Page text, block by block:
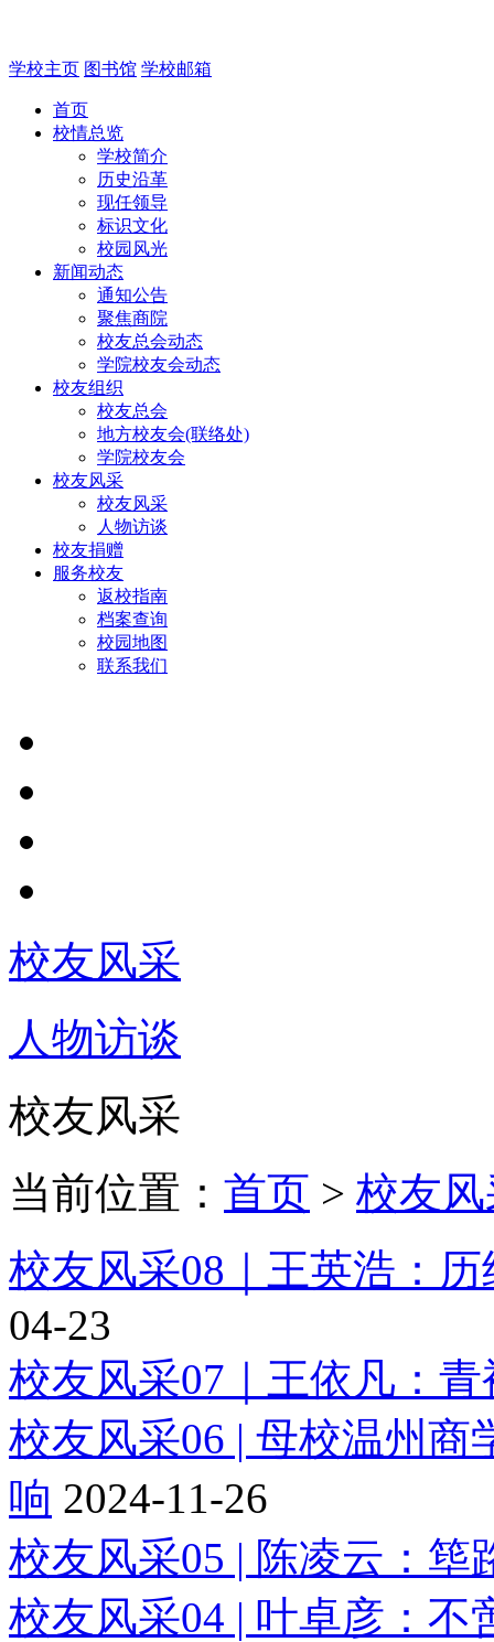
学校主页 图书馆 学校邮箱
首页
校情总览
学校简介
历史沿革
现任领导
标识文化
校园风光
新闻动态
通知公告
聚焦商院
校友总会动态
学院校友会动态
校友组织
校友总会
地方校友会(联络处)
学院校友会
校友风采
校友风采
人物访谈
校友捐赠
服务校友
返校指南
档案查询
校园地图
联系我们
校友风采
人物访谈
校友风采
当前位置： 首页 > 校友
校友风采08｜王英浩：
04-23
校友风采07｜王依凡：
校友风采06 | 母校温州
响 2024-11-26
校友风采05 | 陈凌云：筚
校友风采04 | 叶卓彦：不